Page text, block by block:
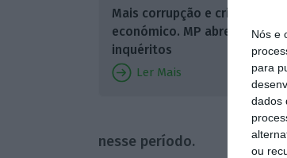
Nós e
para
dados
ou
Mais corrupção e crime
económico. MP abre 3.400
inquéritos
Ler Mais
nesse período.